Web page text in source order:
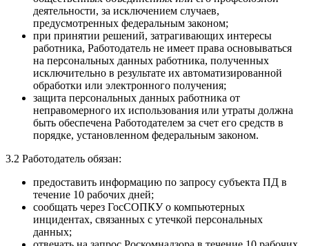
деятельности, за исключением случаев,
предусмотренных федеральным законом;
при принятии решений, затрагивающих интересы
работника, Работодатель не имеет права основываться
на персональных данных работника, полученных
исключительно в результате их автоматизированной
обработки или электронного получения;
защита персональных данных работника от
неправомерного их использования или утраты должна
быть обеспечена Работодателем за счет его средств в
порядке, установленном федеральным законом.
3.2 Работодатель обязан:
предоставить информацию по запросу субъекта ПД в
течение 10 рабочих дней;
сообщать через ГосСОПКУ о компьютерных
инцидентах, связанных с утечкой персональных
данных;